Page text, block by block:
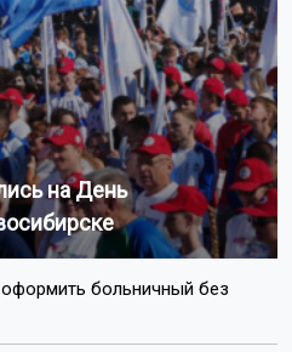
на День
больничный без